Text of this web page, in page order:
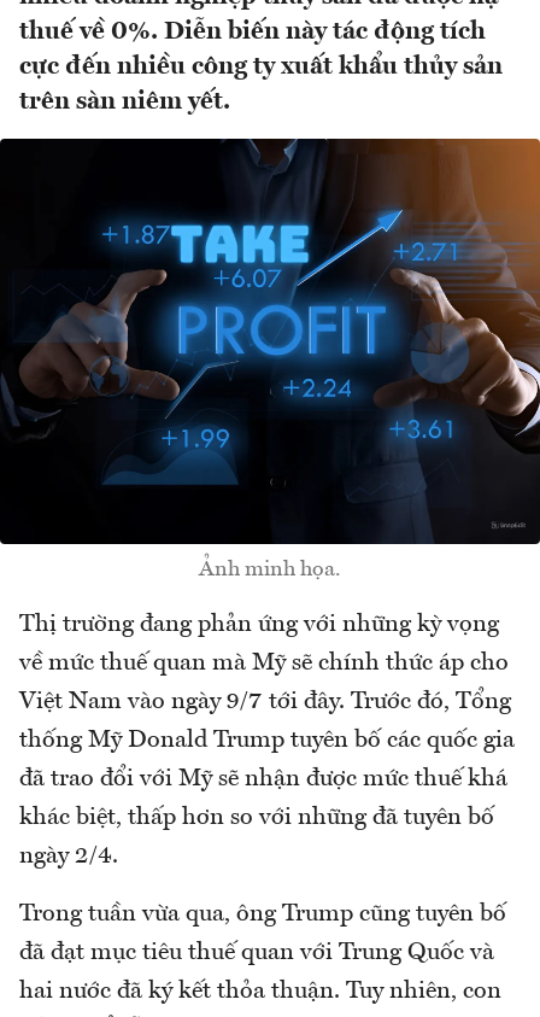
thuế về 0%. Diễn biến này tác động tích
cực đến nhiều công ty xuất khẩu thủy sản
trên sàn niêm yết.
Ảnh minh họa.
Thị trường đang phản ứng với những kỳ vọng
về mức thuế quan mà Mỹ sẽ chính thức áp cho
Việt Nam vào ngày 9/7 tới đây. Trước đó, Tổng
thống Mỹ Donald Trump tuyên bố các quốc gia
đã trao đổi với Mỹ sẽ nhận được mức thuế khá
khác biệt, thấp hơn so với những đã tuyên bố
ngày 2/4.
Trong tuần vừa qua, ông Trump cũng tuyên bố
đã đạt mục tiêu thuế quan với Trung Quốc và
hai nước đã ký kết thỏa thuận. Tuy nhiên, con